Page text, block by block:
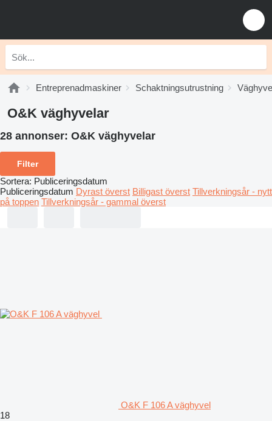
Entreprenadmaskiner Schaktningsutrustning
O&K väghyvelar
28 annonser: O&K väghyvelar
Filter
Sortera: Publiceringsdatum
Publiceringsdatum Dyrast överst Billigast överst Tillverkningsår - nytt
på toppen Tillverkningsår - gammal överst
O&K F 106 A väghyvel
18